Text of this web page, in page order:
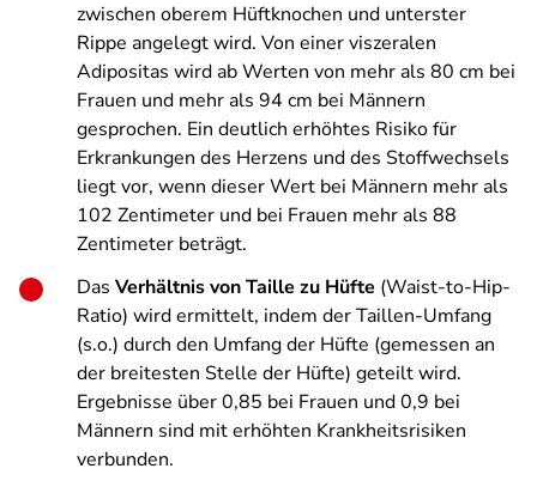
zwischen oberem Hüftknochen und unterster
Rippe angelegt wird. Von einer viszeralen
Adipositas wird ab Werten von mehr als 80 cm bei
Frauen und mehr als 94 cm bei Männern
gesprochen. Ein deutlich erhöhtes Risiko für
Erkrankungen des Herzens und des Stoffwechsels
liegt vor, wenn dieser Wert bei Männern mehr als
102 Zentimeter und bei Frauen mehr als 88
Zentimeter beträgt.
Das Verhältnis von Taille zu Hüfte (Waist-to-Hip-
Ratio) wird ermittelt, indem der Taillen-Umfang
(s.o.) durch den Umfang der Hüfte (gemessen an
der breitesten Stelle der Hüfte) geteilt wird.
Ergebnisse über 0,85 bei Frauen und 0,9 bei
Männern sind mit erhöhten Krankheitsrisiken
verbunden.